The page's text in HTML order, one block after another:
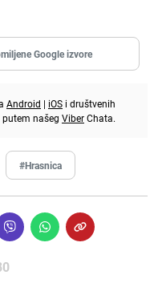
Google izvore
Android | iOS i društvenih
putem našeg ViberChata.
#Hrasnica